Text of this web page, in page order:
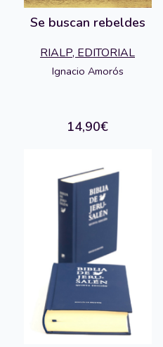
Se buscan rebeldes
RIALP, EDITORIAL
Ignacio Amorós
14,90€